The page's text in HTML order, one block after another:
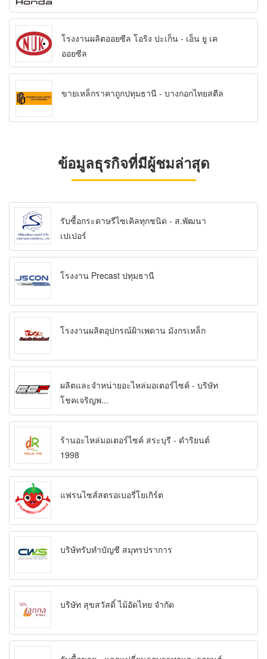
โรงงานผลิตออยซีล โอริง ปะเก็น - เอ็น ยู เค
ออยซีล
ขายเหล็กราคาถูกปทุมธานี - บางกอกไทยสตีล
ข้อมูลธุรกิจที่มีผู้ชมล่าสุด
รับซื้อกระดาษรีไซเคิลทุกชนิด - ส.พัฒนา
เปเปอร์
โรงงาน Precast ปทุมธานี
โรงงานผลิตอุปกรณ์ฝ้าเพดาน มังกรเหล็ก
ผลิตและจำหน่ายอะไหล่มอเตอร์ไซค์ - บริษัท
โชคเจริญพ...
ร้านอะไหล่มอเตอร์ไซค์ สระบุรี - ดำริยนต์
1998
แฟรนไซส์สตรอเบอรี่โยเกิร์ต
บริษัทรับทำบัญชี สมุทรปราการ
บริษัท สุขสวัสดิ์ ไม้อัดไทย จำกัด